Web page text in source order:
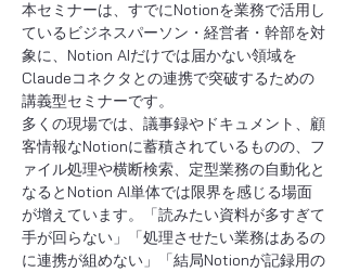
本セミナーは、すでにNotionを業務で活用し
ているビジネスパーソン・経営者・幹部を対
象に、Notion AIだけでは届かない領域を
Claudeコネクタとの連携で突破するための
講義型セミナーです。
多くの現場では、議事録やドキュメント、顧
客情報なNotionに蓄積されているものの、フ
ァイル処理や横断検索、定型業務の自動化と
なるとNotion AI単体では限界を感じる場面
が增えています。「読みたい資料が多すぎて
手が回らない」「処理させたい業務はあるの
に連携が組めない」「結局Notionが記録用の